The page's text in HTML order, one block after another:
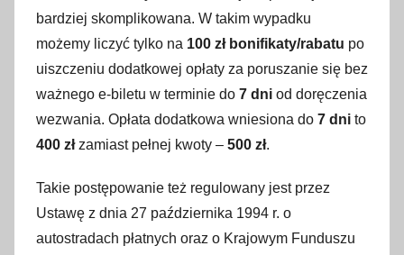
bardziej skomplikowana. W takim wypadku
możemy liczyć tylko na 100 zł bonifikaty/rabatu po
uiszczeniu dodatkowej opłaty za poruszanie się bez
ważnego e-biletu w terminie do 7 dni od doręczenia
wezwania. Opłata dodatkowa wniesiona do 7 dni to
400 złzamiast pełnej kwoty – 500 zł.
Takie postępowanie też regulowany jest przez
Ustawę z dnia 27 października 1994 r. o
autostradach płatnych oraz o Krajowym Funduszu